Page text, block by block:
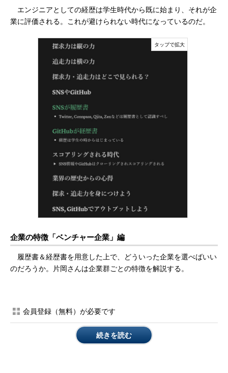
エンジニアとしての経歴は学生時代から既に始まり、それが企
業に評価される。これが避けられない時代になっているのだ。
企業の特徴「ベンチャー企業」編
履歴書＆経歴書を用意した上で、どういった企業を選べばいい
のだろうか。片岡さんは企業群ごとの特徴を解説する。
会員登録（無料）が必要です
続きを読む